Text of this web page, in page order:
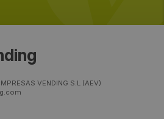
VENDING S.L (AEV)